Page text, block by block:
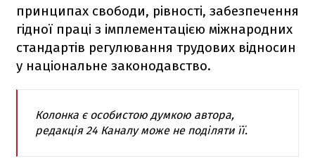
принципах свободи, рівності, забезпечення
гідної праці з імплементацією міжнародних
стандартів регулювання трудових відносин
у національне законодавство.
Колонка є особистою думкою автора,
редакція 24 Каналу може не поділяти її.